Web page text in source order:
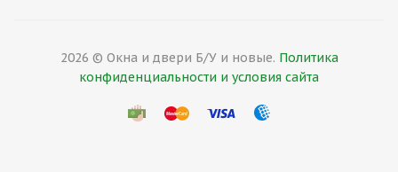
2026 © Окна и двери Б/У и новые. Политика
конфиденциальности и условия сайта